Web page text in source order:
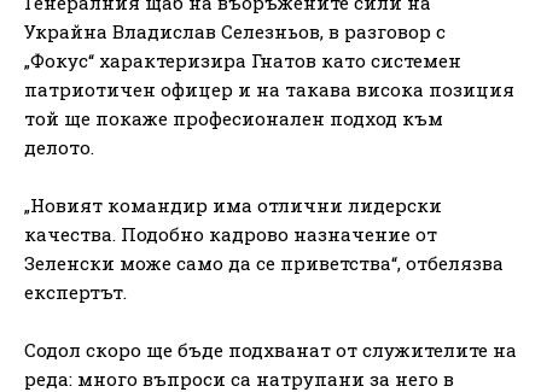
Украйна Владислав Селезньов, в разговор с
„Фокус“ характеризира Гнатов като системен
патриотичен офицер и на такава висока позиция
той ще покаже професионален подход към
делото.
„Новият командир има отлични лидерски
качества. Подобно кадрово назначение от
Зеленски може само да се приветства“, отбелязва
експертът.
Содол скоро ще бъде подхванат от служителите на
реда: много въпроси са натрупани за него в